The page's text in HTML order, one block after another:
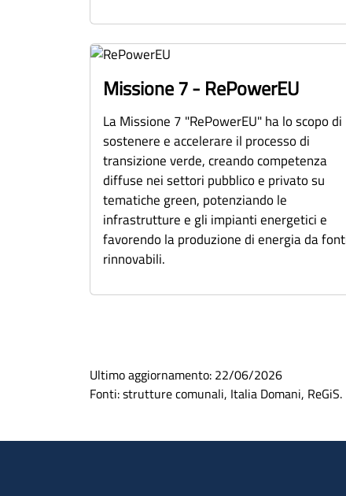
Missione 7 - RePowerEU
La Missione 7 "RePowerEU" ha lo scopo di
sostenere e accelerare il processo di
transizione verde, creando competenza
diffuse nei settori pubblico e privato su
tematiche green, potenziando le
infrastrutture e gli impianti energetici e
favorendo la produzione di energia da
rinnovabili.
Ultimo aggiornamento: 22/06/2026
Fonti: strutture comunali, Italia Domani, ReGiS.